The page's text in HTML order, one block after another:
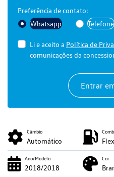
Preferência de contato:
Whatsapp
Telefone
Li e aceito a Política de
comunicações da
Entrar
Câmbio
Automático Flex
Ano/Modelo
2018/2018
Cor